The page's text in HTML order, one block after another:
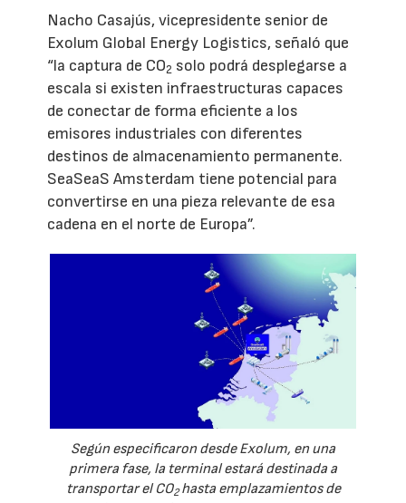
Nacho Casajús, vicepresidente senior de
Exolum Global Energy Logistics, señaló que
“la captura de CO2 solo podrá desplegarse a
escala si existen infraestructuras capaces
de conectar de forma eficiente a los
emisores industriales con diferentes
destinos de almacenamiento permanente.
SeaSeaS Amsterdam tiene potencial para
convertirse en una pieza relevante de esa
cadena en el norte de Europa”.
Según especificaron desde Exolum, en una
primera fase, la terminal estará destinada a
transportar el CO2hasta emplazamientos de